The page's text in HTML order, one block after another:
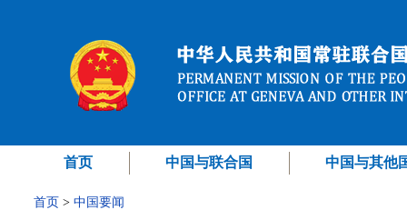
首页 中国与联合国 中国与其他
首页 > 中国要闻